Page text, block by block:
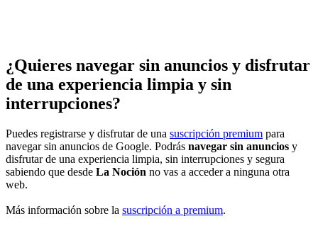
¿Quieres navegar sin anuncios y disfrutar
de una experiencia limpia y sin
interrupciones?
Puedes registrarse y disfrutar de una suscripción premium para
navegar sin anuncios de Google. Podrás navegar sin anuncios y
disfrutar de una experiencia limpia, sin interrupciones y segura
sabiendo que desde La Noción no vas a acceder a ninguna otra
web.
Más información sobre la suscripción a premium.